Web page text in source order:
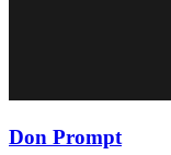
Don Prompt